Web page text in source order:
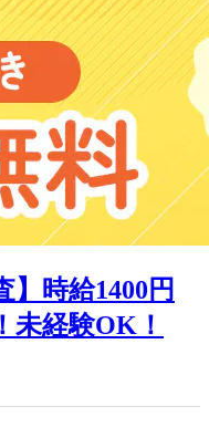
】時給1400円
未経験OK！